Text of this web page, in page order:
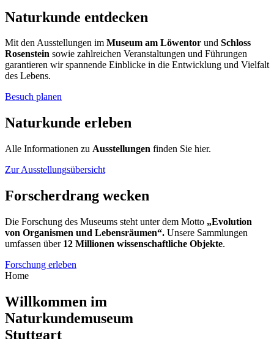
Naturkunde entdecken
Mit den Ausstellungen im Museum am Löwentor und Schloss
Rosenstein sowie zahlreichen Veranstaltungen und Führungen
garantieren wir spannende Einblicke in die Entwicklung und Vielfalt
des Lebens.
Besuch planen
Naturkunde erleben
Alle Informationen zu Ausstellungen finden Sie hier.
Zur Ausstellungsübersicht
Forscherdrang wecken
Die Forschung des Museums steht unter dem Motto „Evolution
von Organismen und Lebensräumen“. Unsere Sammlungen
umfassen über 12 Millionen wissenschaftliche Objekte.
Forschung erleben
Home
Willkommen im
Naturkundemuseum
Stuttgart